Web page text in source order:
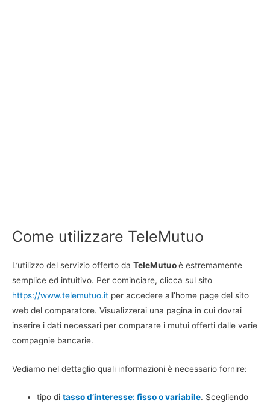
Come utilizzare TeleMutuo
L’utilizzo del servizio offerto da TeleMutuoè estremamente
semplice ed intuitivo. Per cominciare, clicca sul sito
https://www.telemutuo.it per accedere all’home page del sito
web del comparatore. Visualizzerai una pagina in cui dovrai
inserire i dati necessari per comparare i mutui offerti dalle varie
compagnie bancarie.
Vediamo nel dettaglio quali informazioni è necessario fornire:
tipo ditasso d’interesse: fisso o variabile. Scegliendo